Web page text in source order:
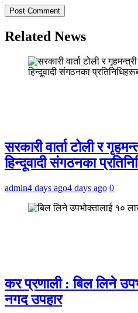
Related News
सरकारी वार्ता टोली र
हिन्दूवादी संगठनका
admin4 days ago4 days ago 0
कर प्रणाली : बिल लिने
नगद उपहार